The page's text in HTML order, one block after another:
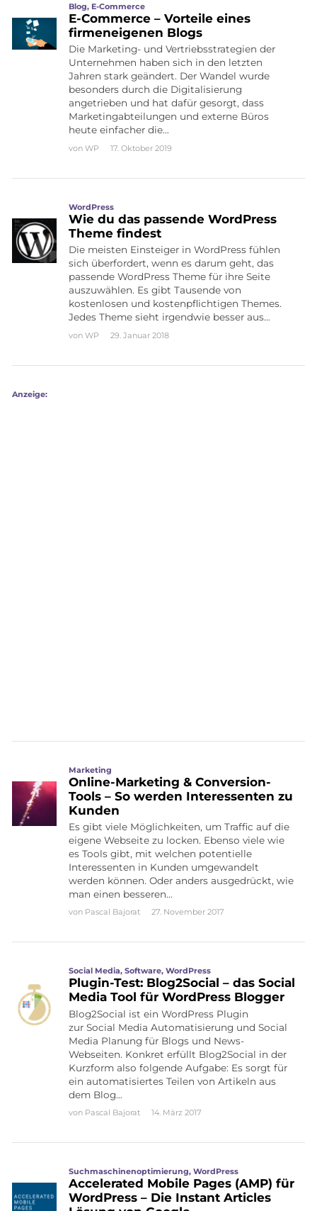
Blog, E-Commerce
E-Commerce – Vorteile eines
firmeneigenen Blogs
Die Marketing- und Vertriebsstrategien der
Unternehmen haben sich in den letzten
Jahren stark geändert. Der Wandel wurde
besonders durch die Digitalisierung
angetrieben und hat dafür gesorgt, dass
Marketingabteilungen und externe Büros
heute einfacher die…
vonWP 17. Oktober 2019
WordPress
Wie du das passende WordPress
Theme findest
Die meisten Einsteiger in WordPress fühlen
sich überfordert, wenn es darum geht, das
passende WordPress Theme für ihre Seite
auszuwählen. Es gibt Tausende von
kostenlosen und kostenpflichtigen Themes.
Jedes Theme sieht irgendwie besser aus…
vonWP 29. Januar 2018
Anzeige:
Marketing
Online-Marketing & Conversion-
Tools – So werden Interessenten zu
Kunden
Es gibt viele Möglichkeiten, um Traffic auf die
eigene Webseite zu locken. Ebenso viele wie
es Tools gibt, mit welchen potentielle
Interessenten in Kunden umgewandelt
werden können. Oder anders ausgedrückt, wie
man einen besseren…
von Pascal Bajorat 27. November 2017
Social Media,Software,WordPress
Plugin-Test: Blog2Social – das Social
Media Tool für WordPress Blogger
Blog2Social ist ein WordPress Plugin
zur Social Media Automatisierung und Social
Media Planung für Blogs und News-
Webseiten. Konkret erfüllt Blog2Social in der
Kurzform also folgende Aufgabe: Es sorgt für
ein automatisiertes Teilen von Artikeln aus
dem Blog…
von Pascal Bajorat 14. März 2017
Suchmaschinenoptimierung,WordPress
Accelerated Mobile Pages (AMP) für
WordPress – Die Instant Articles